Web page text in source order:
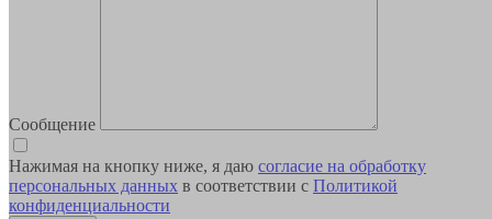
Сообщение
Нажимая на кнопку ниже, я даю согласие на обработку
персональных данных в соответствии с Политикой
конфиденциальности